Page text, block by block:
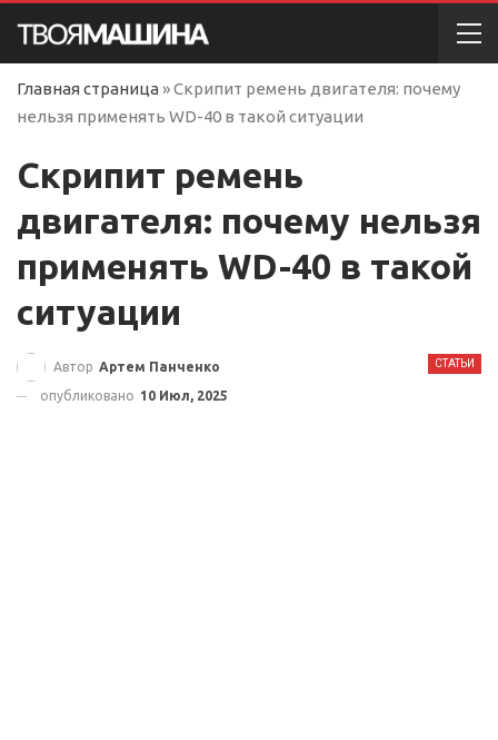
Главная страница »Скрипит ремень двигателя: почему
нельзя применять WD-40 в такой ситуации
Скрипит ремень
двигателя: почему нельзя
применять WD-40 в такой
ситуации
СТАТЬИ
Автор Артем Панченко
опубликовано 10 Июл, 2025